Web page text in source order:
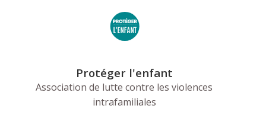
Protéger l'enfant
Association de lutte contre les violences
intrafamiliales